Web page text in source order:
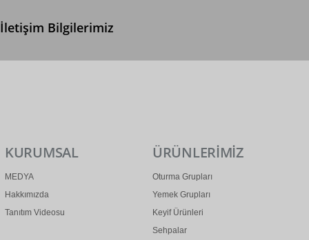
İletişim Bilgilerimiz
KURUMSAL
MEDYA
Hakkımızda
Tanıtım Videosu
ÜRÜNLERİMİZ
Oturma Grupları
Yemek Grupları
Keyif Ürünleri
Sehpalar